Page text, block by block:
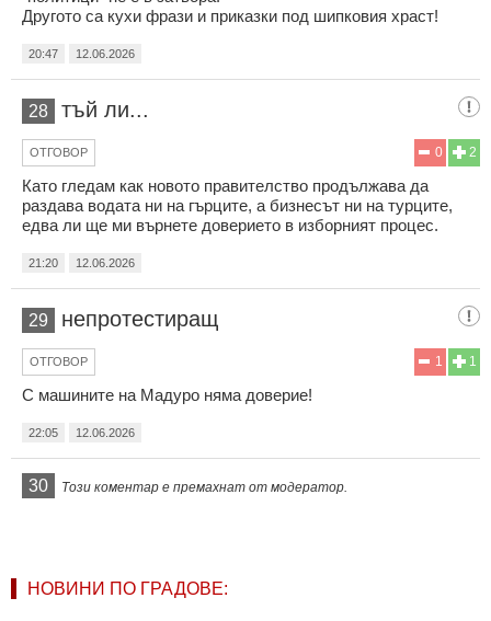
Другото са кухи фрази и приказки под шипковия храст!
20:47 12.06.2026
28 тъй ли...
2
0
ОТГОВОР
Като гледам как новото правителство продължава да
раздава водата ни на гърците, а бизнесът ни на турците,
едва ли ще ми върнете доверието в изборният процес.
21:20 12.06.2026
29 непротестиращ
1
1
ОТГОВОР
С машините на Мадуро няма доверие!
22:05 12.06.2026
30 Този коментар е премахнат от модератор.
НОВИНИ ПО ГРАДОВЕ: